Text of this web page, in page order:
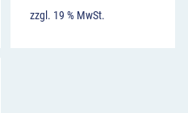
zzgl. 19 % MwSt.